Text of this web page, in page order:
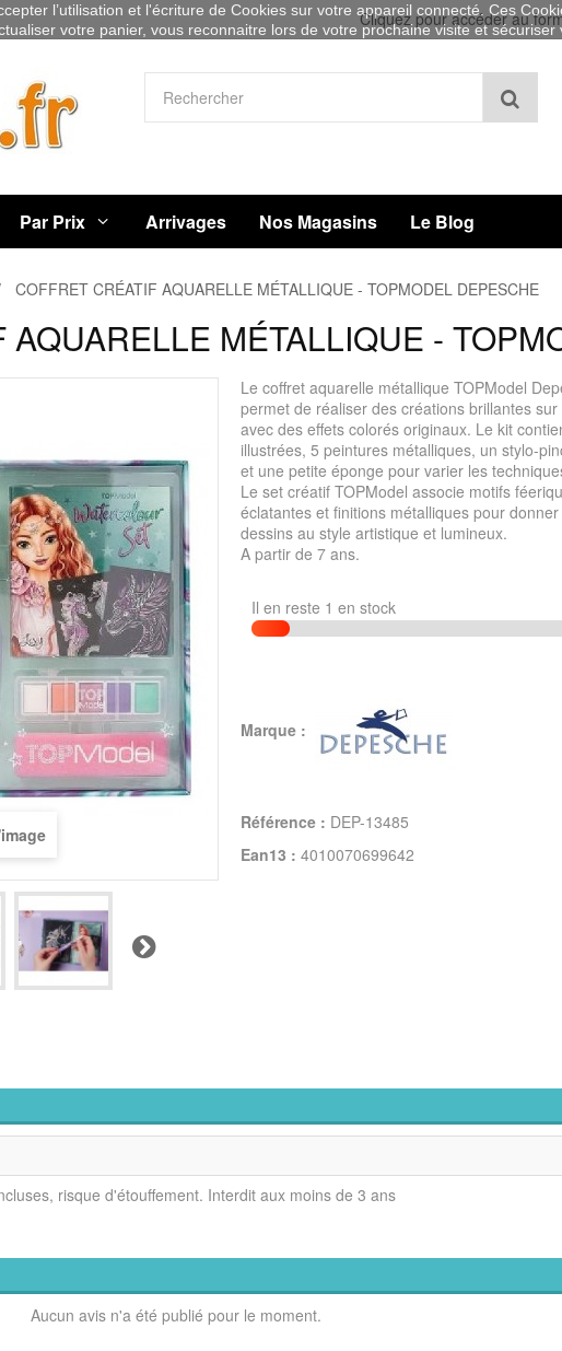
Cliquez pour accéder au
Par Prix Arrivages Nos Magasins Le Blog
COFFRET CRÉATIF AQUARELLE MÉTALLIQUE - TOPMODEL DEPESCHE
AQUARELLE MÉTALLIQUE -
Suivant
Le coffret aquarelle métallique TOPModel
permet de réaliser des créations brillantes
avec des effets colorés originaux. Le kit
illustrées, 5 peintures métalliques, un stylo-
et une petite éponge pour varier les
Le set créatif TOPModel associe motifs
éclatantes et finitions métalliques pour
dessins au style artistique et lumineux.
A partir de 7 ans.
Il en reste 1 en stock
Marque :
Référence : DEP-13485
Ean13 : 4010070699642
risque d'étouffement. Interdit aux moins de 3 ans
Aucun avis n'a été publié pour le moment.
l’utilisation et l'écriture de Cookies sur votre appareil connecté. Ces
votre panier, vous reconnaitre lors de votre prochaine visite et sécuriser